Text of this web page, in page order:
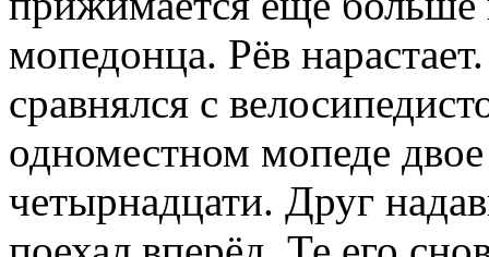
мопедонца. Рёв
сравнялся с
одноместном мопеде
четырнадцати. Друг